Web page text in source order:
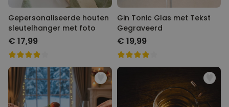
Gepersonaliseerde houten
sleutelhanger met foto
€ 17,99
Gin Tonic Glas met Tekst
Gegraveerd
€ 19,99